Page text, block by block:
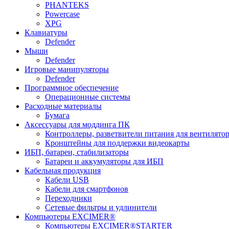
PHANTEKS
Powercase
XPG
Клавиатуры
Defender
Мыши
Defender
Игровые манипуляторы
Defender
Программное обеспечение
Операционные системы
Расходные материалы
Бумага
Аксессуары для моддинга ПК
Контроллеры, разветвители питания для
Кронштейны для поддержки видеокарты
ИБП, батареи, стабилизаторы
Батареи и аккумуляторы для ИБП
Кабельная продукция
Кабели USB
Кабели для смартфонов
Переходники
Сетевые фильтры и удлинители
Компьютеры EXCIMER®
Компьютеры EXCIMER®STARTER